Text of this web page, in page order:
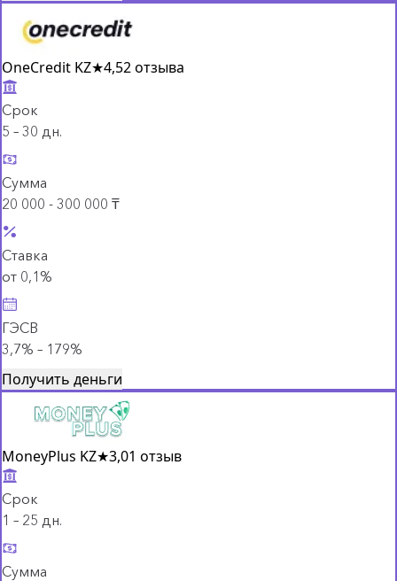
OneCredit KZ★4,52 отзыва
Срок
5 – 30 дн.
Сумма
20 000 - 300 000 ₸
Ставка
от 0,1%
ГЭСВ
3,7% – 179%
Получить деньги
MoneyPlus KZ★3,01 отзыв
Срок
1 – 25 дн.
Сумма